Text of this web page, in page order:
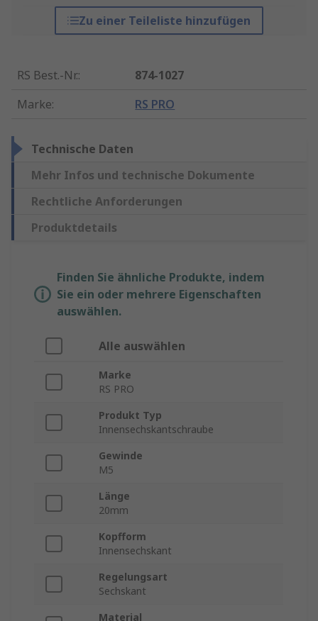
Zu einer Teileliste hinzufügen
RS Best.-Nr.:
874-1027
Marke: RS PRO
Technische Daten
Mehr Infos und technische Dokumente
Rechtliche Anforderungen
Produktdetails
Finden Sie ähnliche Produkte, indem
Sie ein oder mehrere Eigenschaften
auswählen.
Alle auswählen
Marke
RS PRO
Produkt Typ
Innensechskantschraube
Gewinde
M5
Länge
20mm
Kopfform
Innensechskant
Regelungsart
Sechskant
Material